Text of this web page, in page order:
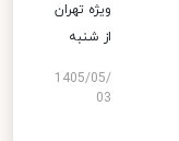
ویژه تهران
از شنبه
1405/05/
03